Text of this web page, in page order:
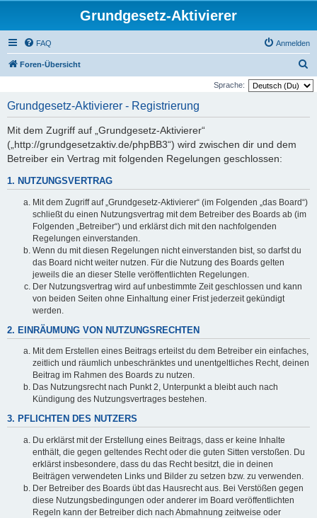
Grundgesetz-Aktivierer
FAQ Anmelden
Foren-Übersicht
u
Sprache:
Grundgesetz-Aktivierer - Registrierung
Mit dem Zugriff auf „Grundgesetz-Aktivierer“
(„http://grundgesetzaktiv.de/phpBB3“) wird zwischen dir und dem
Betreiber ein Vertrag mit folgenden Regelungen geschlossen:
1. NUTZUNGSVERTRAG
Mit dem Zugriff auf „Grundgesetz-Aktivierer“ (im Folgenden „das Board“)
schließt du einen Nutzungsvertrag mit dem Betreiber des Boards ab (im
Folgenden „Betreiber“) und erklärst dich mit den nachfolgenden
Regelungen einverstanden.
Wenn du mit diesen Regelungen nicht einverstanden bist, so darfst du
das Board nicht weiter nutzen. Für die Nutzung des Boards gelten
jeweils die an dieser Stelle veröffentlichten Regelungen.
Der Nutzungsvertrag wird auf unbestimmte Zeit geschlossen und kann
von beiden Seiten ohne Einhaltung einer Frist jederzeit gekündigt
werden.
2. EINRÄUMUNG VON NUTZUNGSRECHTEN
Mit dem Erstellen eines Beitrags erteilst du dem Betreiber ein einfaches,
zeitlich und räumlich unbeschränktes und unentgeltliches Recht, deinen
Beitrag im Rahmen des Boards zu nutzen.
Das Nutzungsrecht nach Punkt 2, Unterpunkt a bleibt auch nach
Kündigung des Nutzungsvertrages bestehen.
3. PFLICHTEN DES NUTZERS
Du erklärst mit der Erstellung eines Beitrags, dass er keine Inhalte
enthält, die gegen geltendes Recht oder die guten Sitten verstoßen. Du
erklärst insbesondere, dass du das Recht besitzt, die in deinen
Beiträgen verwendeten Links und Bilder zu setzen bzw. zu verwenden.
Der Betreiber des Boards übt das Hausrecht aus. Bei Verstößen gegen
diese Nutzungsbedingungen oder anderer im Board veröffentlichten
Regeln kann der Betreiber dich nach Abmahnung zeitweise oder